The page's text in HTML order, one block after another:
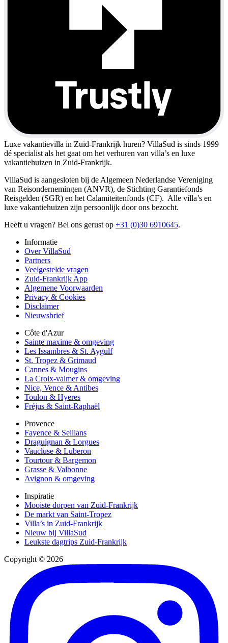
Luxe vakantievilla in Zuid-Frankrijk huren? VillaSud is sinds 1999
dé specialist als het gaat om het verhuren van villa’s en luxe
vakantiehuizen in Zuid-Frankrijk.
VillaSud is aangesloten bij de Algemeen Nederlandse Vereniging
van Reisondernemingen (ANVR), de Stichting Garantiefonds
Reisgelden (SGR) en het Calamiteitenfonds (CF). Alle villa’s en
luxe vakantiehuizen zijn persoonlijk door ons bezocht.
Heeft u vragen? Bel ons gerust op +31 (0)30 6910645.
Informatie
Over VillaSud
Partners
Veelgestelde vragen
Zuid-Frankrijk App
Algemene Voorwaarden
Privacy & Cookies
Disclaimer
Nieuwsbrief
Côte d'Azur
Sainte maxime & omgeving
Les Issambres & St. Aygulf
St. Tropez & Grimaud
Cannes & Mougins
La Croix-valmer & omgeving
Nice, Vence & Antibes
Toulon & Hyeres
Fréjus & Saint-Raphaël
Provence
Fayence & Seillans
Draguignan & Lorgues
Vaucluse & Luberon
Tourtour & Bargemon
Grasse & Valbonne
Avignon & omgeving
Inspiratie
Mooiste dorpen van Zuid-Frankrijk
De markt van Saint-Tropez
Villa’s in Zuid-Frankrijk
Nieuw bij VillaSud
Leukste dagtrips Zuid-Frankrijk
Copyright © 2026